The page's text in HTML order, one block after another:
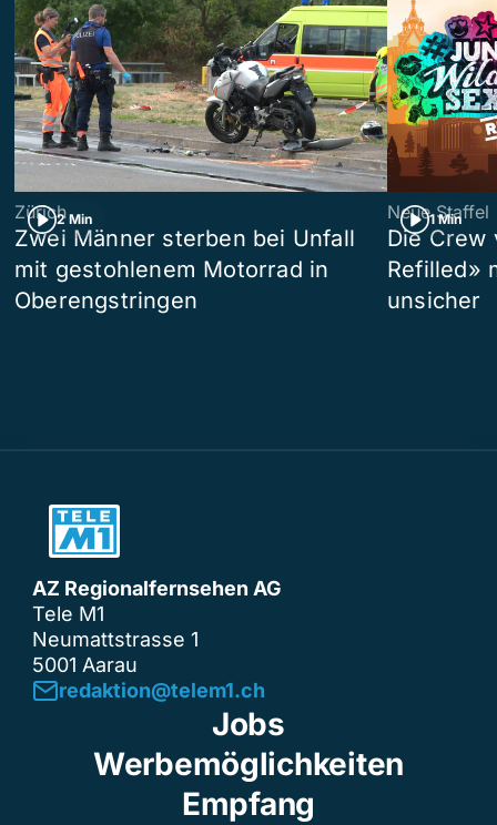
2 Min
Zürich
Zwei Männer sterben bei Unfall
mit gestohlenem Motorrad in
Oberengstringen
1 Min
Neue Staffel
Die Crew
Refilled»
unsicher
AZ Regionalfernsehen AG
Tele M1
Neumattstrasse 1
5001 Aarau
redaktion@telem1.ch
Jobs
Werbemöglichkeiten
Empfang